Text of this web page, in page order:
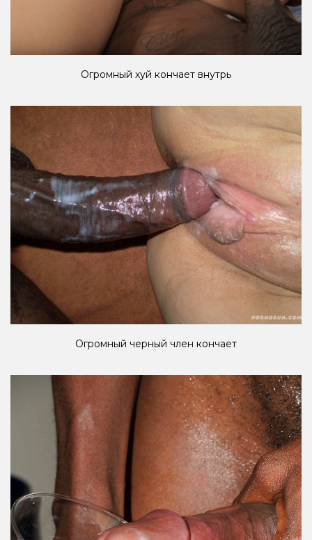
Огромный хуй кончает внутрь
Огромный черный член кончает